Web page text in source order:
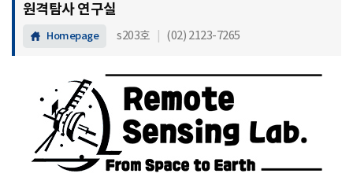
원격탐사 연구실
Homepage s203호 (02) 2123-7265